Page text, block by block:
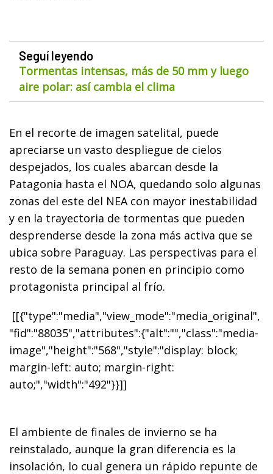
Seguí leyendo
Tormentas intensas, más de 50 mm y luego
aire polar: así cambia el clima
En el recorte de imagen satelital, puede
apreciarse un vasto despliegue de cielos
despejados, los cuales abarcan desde la
Patagonia hasta el NOA, quedando solo algunas
zonas del este del NEA con mayor inestabilidad
y en la trayectoria de tormentas que pueden
desprenderse desde la zona más activa que se
ubica sobre Paraguay. Las perspectivas para el
resto de la semana ponen en principio como
protagonista principal al frío.
[[{"type":"media","view_mode":"media_original",
"fid":"88035","attributes":{"alt":"","class":"media-
image","height":"568","style":"display: block;
margin-left: auto; margin-right:
auto;","width":"492"}}]]
El ambiente de finales de invierno se ha
reinstalado, aunque la gran diferencia es la
insolación, lo cual genera un rápido repunte de